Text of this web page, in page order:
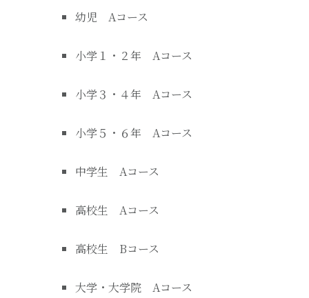
幼児 Aコース
小学１・２年 Aコース
小学３・４年 Aコース
小学５・６年 Aコース
中学生 Aコース
高校生 Aコース
高校生 Bコース
大学・大学院 Aコース